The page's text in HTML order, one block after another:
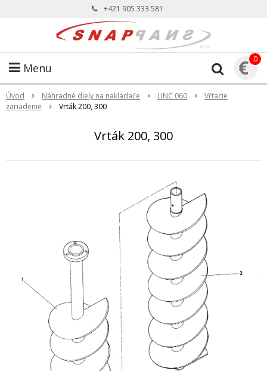
+421 905 333 581
Menu € 0
Úvod Náhradné diely na nakladače UNC 060
Vŕtacie
zariadenie
Vrták 200, 300
Vrták 200, 300